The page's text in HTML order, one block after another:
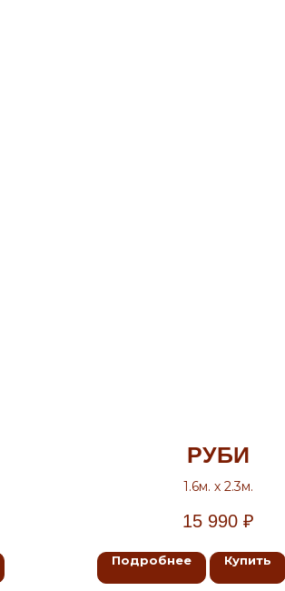
РУБИ
1.6м. х 2.3м.
15 990 ₽
Подробнее Купить